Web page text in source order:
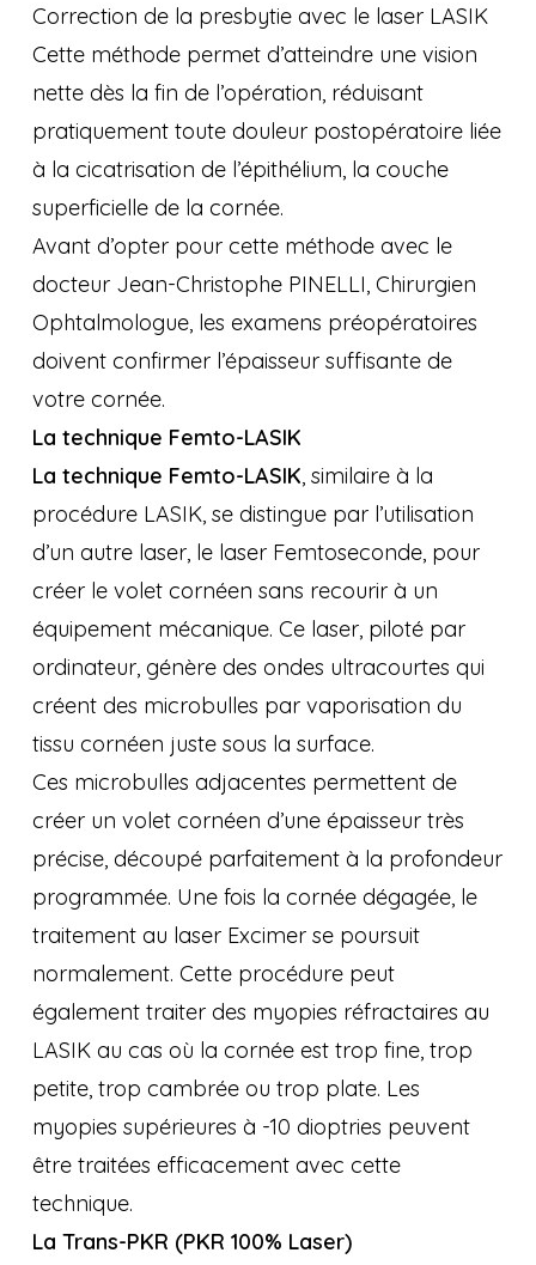
Correction de la presbytie avec le laser LASIK
Cette méthode permet d’atteindre une vision
nette dès la fin de l’opération, réduisant
pratiquement toute douleur postopératoire liée
à la cicatrisation de l’épithélium, la couche
superficielle de la cornée.
Avant d’opter pour cette méthode avec le
docteur Jean-Christophe PINELLI, Chirurgien
Ophtalmologue, les examens préopératoires
doivent confirmer l’épaisseur suffisante de
votre cornée.
La technique Femto-LASIK
La technique Femto-LASIK, similaire à la
procédure LASIK, se distingue par l’utilisation
d’un autre laser, le laser Femtoseconde, pour
créer le volet cornéen sans recourir à un
équipement mécanique. Ce laser, piloté par
ordinateur, génère des ondes ultracourtes qui
créent des microbulles par vaporisation du
tissu cornéen juste sous la surface.
Ces microbulles adjacentes permettent de
créer un volet cornéen d’une épaisseur très
précise, découpé parfaitement à la profondeur
programmée. Une fois la cornée dégagée, le
traitement au laser Excimer se poursuit
normalement. Cette procédure peut
également traiter des myopies réfractaires au
LASIK au cas où la cornée est trop fine, trop
petite, trop cambrée ou trop plate. Les
myopies supérieures à -10 dioptries peuvent
être traitées efficacement avec cette
technique.
La Trans-PKR (PKR 100% Laser)